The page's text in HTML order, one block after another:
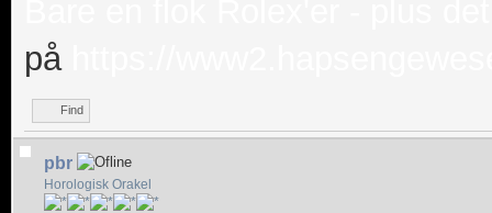
på
Find
pbr
Horologisk Orakel